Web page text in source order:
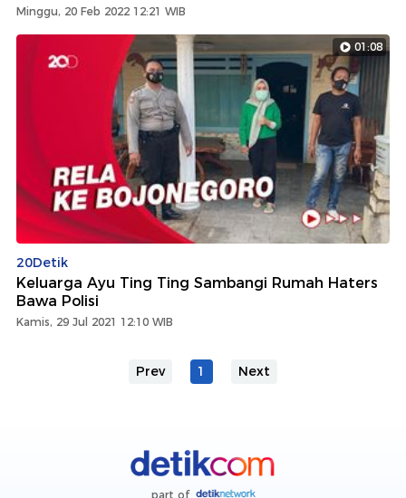
Minggu, 20 Feb 2022 12:21 WIB
01:08
20Detik
Keluarga Ayu Ting Ting Sambangi Rumah Haters
Bawa Polisi
Kamis, 29 Jul 2021 12:10 WIB
Prev 1 Next
part of